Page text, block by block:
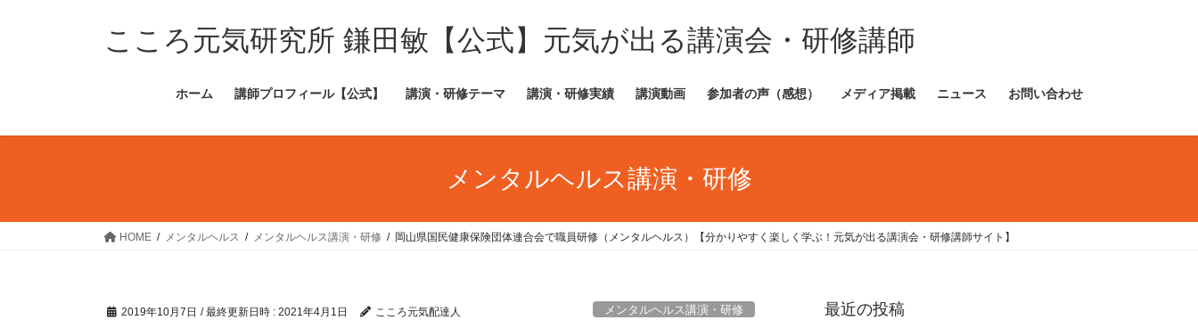
ス
ン
こころ元気研究所 鎌田敏【公式】元気が出る講演会・研修講師
ホーム 講師プロフィール【公式】 講演・研修テーマ 講演・研修実績 講演動画 参加者の声（感想） メディア掲載 ニュース お問い合わせ
メンタルヘルス講演・研修
HOME メンタルヘルス メンタルヘルス講演・研修 岡山県国民健康保険団体連合会で職員研修（メンタルヘルス）【分かりやすく楽しく学ぶ！元気が出る講演会・研修講師サイト】
2019年10月7日 / 最終更新日時 : 2021年4月1日 こころ元気配達人 メンタルヘルス講演・研修 最近の投稿